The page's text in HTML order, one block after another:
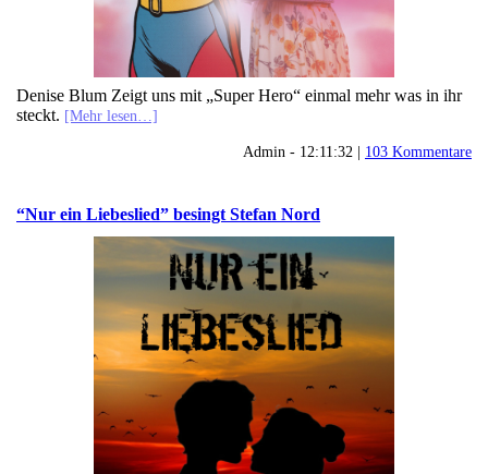
Denise Blum Zeigt uns mit „Super Hero“ einmal mehr was in ihr
steckt. [Mehr lesen…]
Admin - 12:11:32 | 103 Kommentare
“Nur ein Liebeslied” besingt Stefan Nord